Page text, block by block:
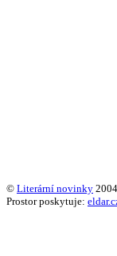
© Literární novinky
Prostor poskytuje: